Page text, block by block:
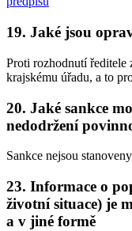
19. Jaké jsou
Proti rozhodnutí ředitele
krajskému úřadu, a to
20. Jaké sankce
nedodržení
Sankce nejsou
23. Informace o
životní situace) je
a v jiné formě